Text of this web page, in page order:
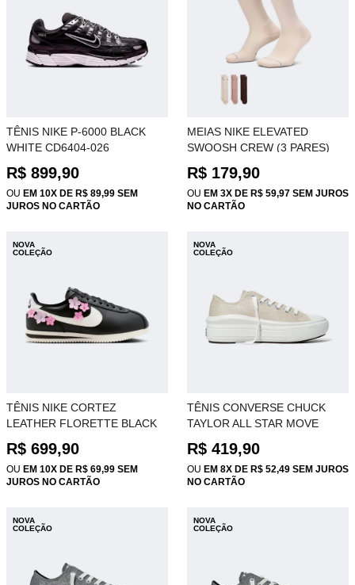
TÊNIS NIKE P-6000 BLACK
WHITE CD6404-026
R$ 899,90
OU EM 10X DE R$ 89,99 SEM
JUROS NO CARTÃO
MEIAS NIKE ELEVATED
SWOOSH CREW (3 PARES)
BROWN BEIGE HQ4335-905
R$ 179,90
OU EM 3X DE R$ 59,97 SEM JUROS
NO CARTÃO
NOVA
COLEÇÃO
TÊNIS NIKE CORTEZ
LEATHER FLORETTE BLACK
IV5675-001
R$ 699,90
OU EM 10X DE R$ 69,99 SEM
JUROS NO CARTÃO
NOVA
COLEÇÃO
TÊNIS CONVERSE CHUCK
TAYLOR ALL STAR MOVE
SHINE CASTANHA CLARA
CT34840003
R$ 419,90
OU EM 8X DE R$ 52,49 SEM JUROS
NO CARTÃO
NOVA
COLEÇÃO
NOVA
COLEÇÃO